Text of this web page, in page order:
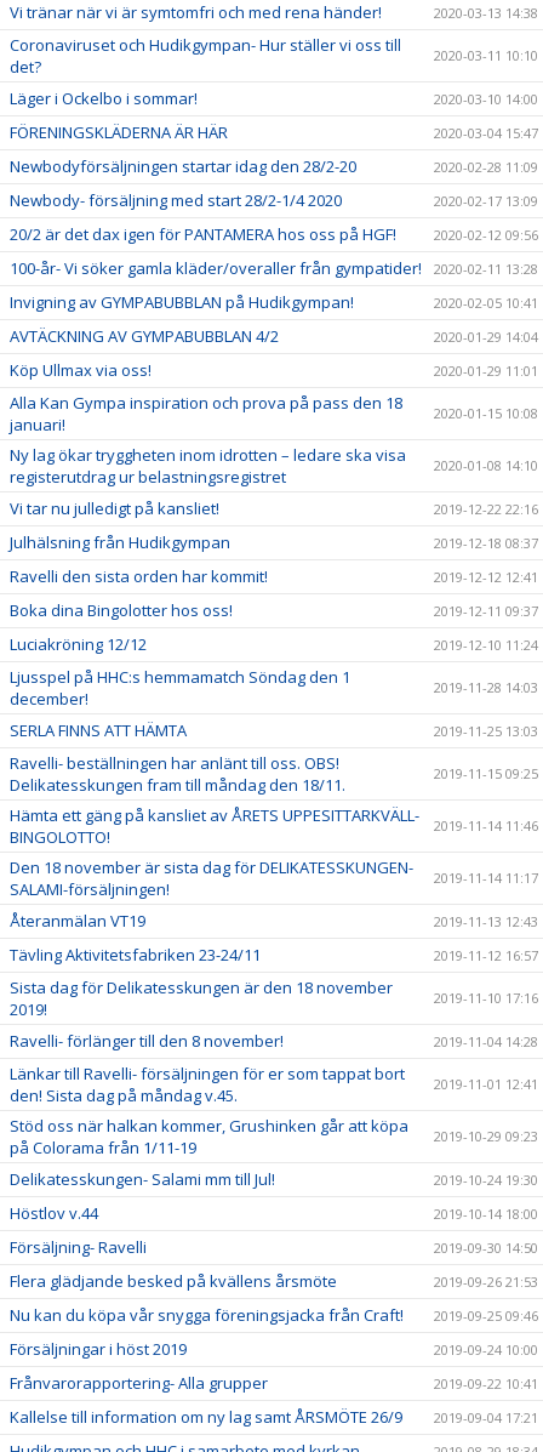
Vi tränar när vi är symtomfri och med rena händer! 2020-03-13 14:38
Coronaviruset och Hudikgympan- Hur ställer vi oss till
det?
2020-03-11 10:10
Läger i Ockelbo i sommar! 2020-03-10 14:00
FÖRENINGSKLÄDERNA ÄR HÄR 2020-03-04 15:47
Newbodyförsäljningen startar idag den 28/2-20 2020-02-28 11:09
Newbody- försäljning med start 28/2-1/4 2020 2020-02-17 13:09
20/2 är det dax igen för PANTAMERA hos oss på HGF! 2020-02-12 09:56
100-år- Vi söker gamla kläder/overaller från gympatider! 2020-02-11 13:28
Invigning av GYMPABUBBLAN på Hudikgympan! 2020-02-05 10:41
AVTÄCKNING AV GYMPABUBBLAN 4/2 2020-01-29 14:04
Köp Ullmax via oss! 2020-01-29 11:01
Alla Kan Gympa inspiration och prova på pass den 18
januari!
2020-01-15 10:08
Ny lag ökar tryggheten inom idrotten – ledare ska visa
registerutdrag ur belastningsregistret
2020-01-08 14:10
Vi tar nu julledigt på kansliet! 2019-12-22 22:16
Julhälsning från Hudikgympan 2019-12-18 08:37
Ravelli den sista orden har kommit! 2019-12-12 12:41
Boka dina Bingolotter hos oss! 2019-12-11 09:37
Luciakröning 12/12 2019-12-10 11:24
Ljusspel på HHC:s hemmamatch Söndag den 1
december!
2019-11-28 14:03
SERLA FINNS ATT HÄMTA 2019-11-25 13:03
Ravelli- beställningen har anlänt till oss. OBS!
Delikatesskungen fram till måndag den 18/11.
2019-11-15 09:25
Hämta ett gäng på kansliet av ÅRETS UPPESITTARKVÄLL-
BINGOLOTTO!
2019-11-14 11:46
Den 18 november är sista dag för DELIKATESSKUNGEN-
SALAMI-försäljningen!
2019-11-14 11:17
Återanmälan VT19 2019-11-13 12:43
Tävling Aktivitetsfabriken 23-24/11 2019-11-12 16:57
Sista dag för Delikatesskungen är den 18 november
2019!
2019-11-10 17:16
Ravelli- förlänger till den 8 november! 2019-11-04 14:28
Länkar till Ravelli- försäljningen för er som tappat bort
den! Sista dag på måndag v.45.
2019-11-01 12:41
Stöd oss när halkan kommer, Grushinken går att köpa
på Colorama från 1/11-19
2019-10-29 09:23
Delikatesskungen- Salami mm till Jul! 2019-10-24 19:30
Höstlov v.44 2019-10-14 18:00
Försäljning- Ravelli 2019-09-30 14:50
Flera glädjande besked på kvällens årsmöte 2019-09-26 21:53
Nu kan du köpa vår snygga föreningsjacka från Craft! 2019-09-25 09:46
Försäljningar i höst 2019 2019-09-24 10:00
Frånvarorapportering- Alla grupper 2019-09-22 10:41
Kallelse till information om ny lag samt ÅRSMÖTE 26/9 2019-09-04 17:21